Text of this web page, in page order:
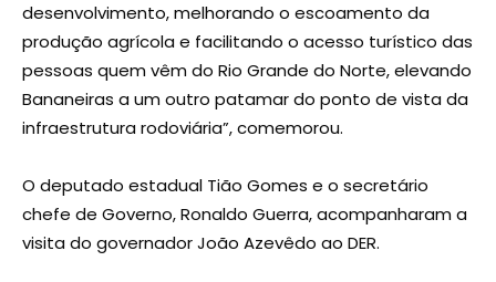
desenvolvimento, melhorando o escoamento da
produção agrícola e facilitando o acesso turístico das
pessoas quem vêm do Rio Grande do Norte, elevando
Bananeiras a um outro patamar do ponto de vista da
infraestrutura rodoviária”, comemorou.
O deputado estadual Tião Gomes e o secretário
chefe de Governo, Ronaldo Guerra, acompanharam a
visita do governador João Azevêdo ao DER.